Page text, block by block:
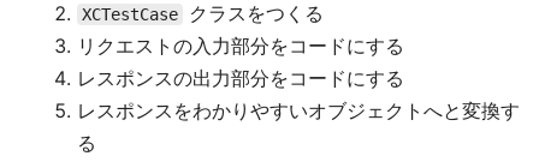
XCTestCase
クラスをつくる
リクエストの入力部分をコードにする
レスポンスの出力部分をコードにする
レスポンスをわかりやすいオブジェクトへと変換す
る